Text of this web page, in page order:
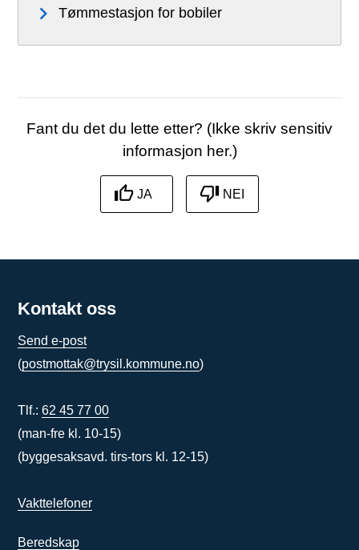
Tømmestasjon for bobiler
Fant du det du lette etter? (Ikke skriv sensitiv
informasjon her.)
JA NEI
Kontakt oss
Send e-post
(postmottak@trysil.kommune.no)
Tlf.:62 45 77 00
(man-fre kl. 10-15)
(byggesaksavd. tirs-tors kl. 12-15)
Vakttelefoner
Beredskap